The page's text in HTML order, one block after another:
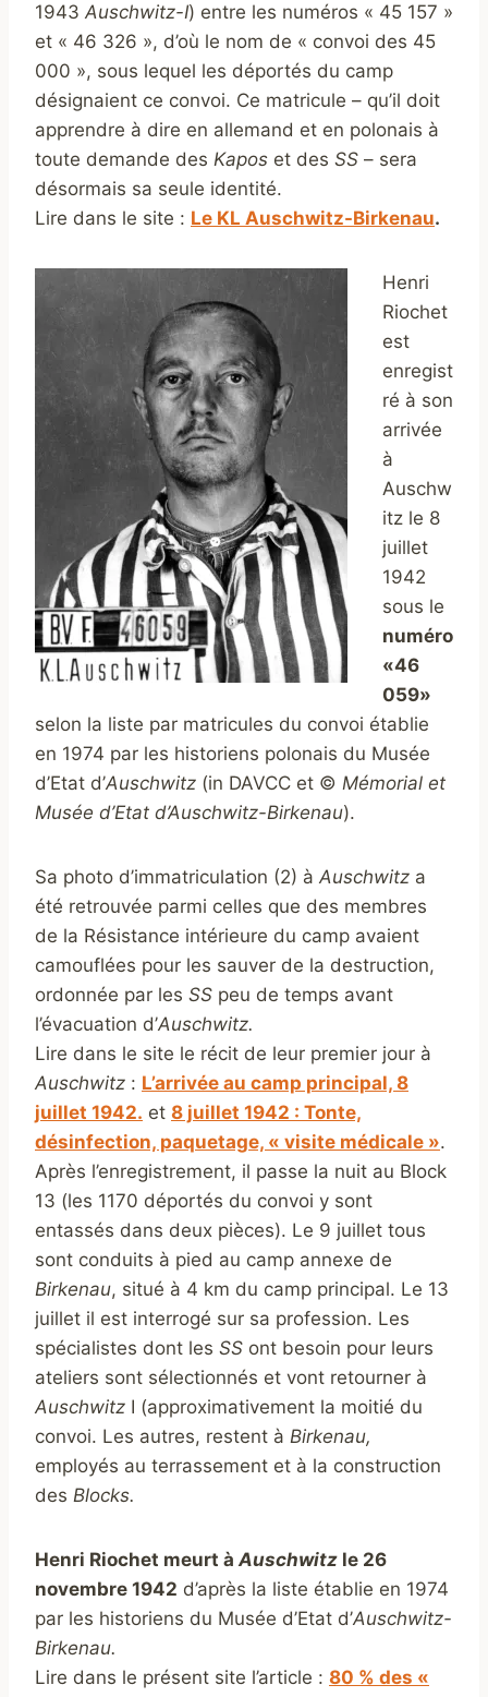
1943 Auschwitz-I) entre les numéros « 45 157 »
et « 46 326 », d’où le nom de « convoi des 45
000 », sous lequel les déportés du camp
désignaient ce convoi. Ce matricule – qu’il doit
apprendre à dire en allemand et en polonais à
toute demande des Kapos et des SS – sera
désormais sa seule identité.
Lire dans le site : Le KL Auschwitz-Birkenau.
Henri
Riochet
est
enregist
ré à son
arrivée
à
Auschw
itz le 8
juillet
1942
sous le
numéro
«46
059»
selon la liste par matricules du convoi établie
en 1974 par les historiens polonais du Musée
d’Etat d’Auschwitz (in DAVCC et © Mémorial et
Musée d’Etat d’Auschwitz-Birkenau).
Sa photo d’immatriculation (2) à Auschwitz a
été retrouvée parmi celles que des membres
de la Résistance intérieure du camp avaient
camouflées pour les sauver de la destruction,
ordonnée par les SS peu de temps avant
l’évacuation d’Auschwitz.
Lire dans le site le récit de leur premier jour à
Auschwitz : L’arrivée au camp principal, 8
juillet 1942. et 8 juillet 1942 : Tonte,
désinfection, paquetage, « visite médicale ».
Après l’enregistrement, il passe la nuit au Block
13 (les 1170 déportés du convoi y sont
entassés dans deux pièces). Le 9 juillet tous
sont conduits à pied au camp annexe de
Birkenau, situé à 4 km du camp principal. Le 13
juillet il est interrogé sur sa profession. Les
spécialistes dont les SS ont besoin pour leurs
ateliers sont sélectionnés et vont retourner à
Auschwitz I (approximativement la moitié du
convoi. Les autres, restent à Birkenau,
employés au terrassement et à la construction
des Blocks.
Henri Riochet meurt àAuschwitz le 26
novembre 1942 d’après la liste établie en 1974
par les historiens du Musée d’Etat d’Auschwitz-
Birkenau.
Lire dans le présent site l’article : 80 % des «